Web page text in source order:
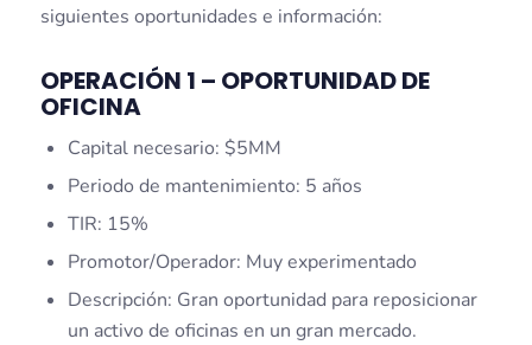
siguientes oportunidades e información:
OPERACIÓN 1 – OPORTUNIDAD DE
OFICINA
Capital necesario: $5MM
Periodo de mantenimiento: 5 años
TIR: 15%
Promotor/Operador: Muy experimentado
Descripción: Gran oportunidad para reposicionar
un activo de oficinas en un gran mercado.